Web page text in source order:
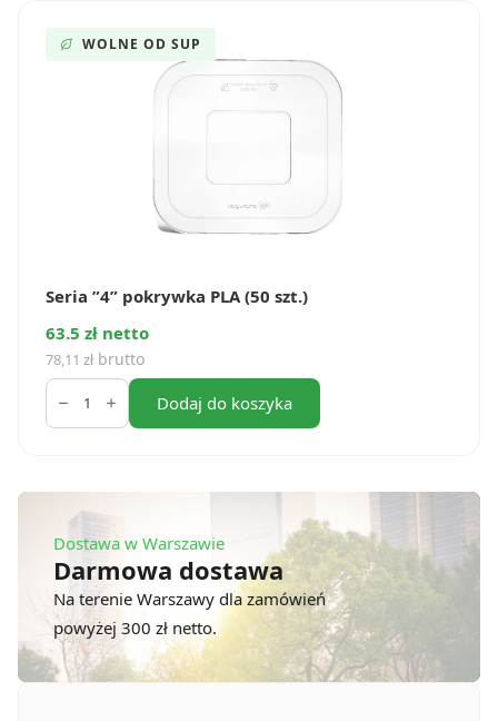
Dostawa w Warszawie
Darmowa dostawa
Na terenie Warszawy dla zamówień
powyżej 300 zł netto.
WOLNE OD SUP
Seria ”4” pokrywka PLA (50 szt.)
63.5 zł netto
78,11 zł brutto
ilość
Seria
”4”
szt.)
Dodaj do koszyka